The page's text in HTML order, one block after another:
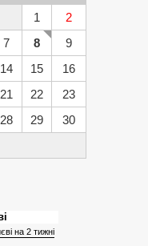
1
2
7 8
9
14 15
16
21 22
23
28 29
30